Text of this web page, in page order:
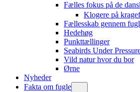
Fælles fokus på de
Klogere på
Fællesskab gennem
Hedehøg
Punkttællinger
Seabirds Under
Vild natur hvor du bor
Ørne
Nyheder
Fakta om fugle